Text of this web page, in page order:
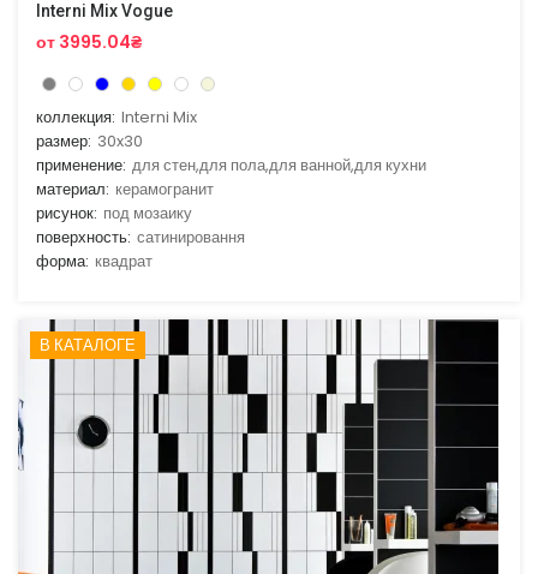
Interni Mix Vogue
от 3995.04₴
коллекция: Interni Mix
размер: 30x30
применение: для стен,для пола,для ванной,для кухни
материал: керамогранит
рисунок: под мозаику
поверхность: сатинировання
форма: квадрат
В КАТАЛОГЕ